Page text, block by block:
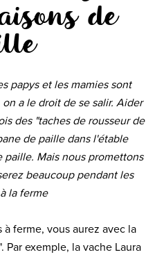
de
papys et les mamies sont
a le droit de se salir. Aider
des "taches de rousseur de
de paille dans l'étable
Mais nous promettons
beaucoup pendant les
la ferme
ferme, vous aurez avec la
Par exemple, la vache Laura